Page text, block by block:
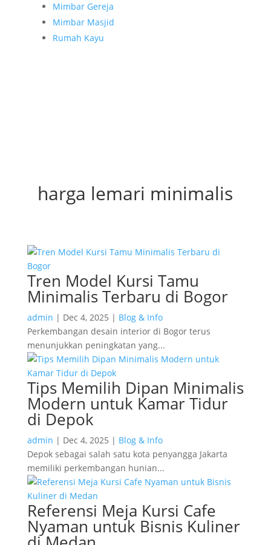
Mimbar Gereja
Mimbar Masjid
Rumah Kayu
harga lemari minimalis
Tren Model Kursi Tamu
Minimalis Terbaru di Bogor
admin | Dec 4, 2025 | Blog & Info
Perkembangan desain interior di Bogor terus
menunjukkan peningkatan yang...
Tips Memilih Dipan Minimalis
Modern untuk Kamar Tidur
di Depok
admin | Dec 4, 2025 | Blog & Info
Depok sebagai salah satu kota penyangga Jakarta
memiliki perkembangan hunian...
Referensi Meja Kursi Cafe
Nyaman untuk Bisnis Kuliner